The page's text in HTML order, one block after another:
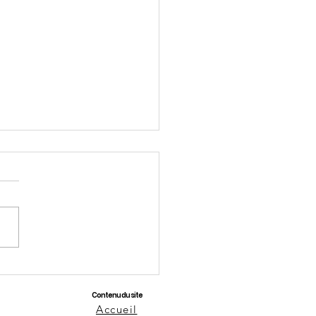
Contenu du site
Accueil